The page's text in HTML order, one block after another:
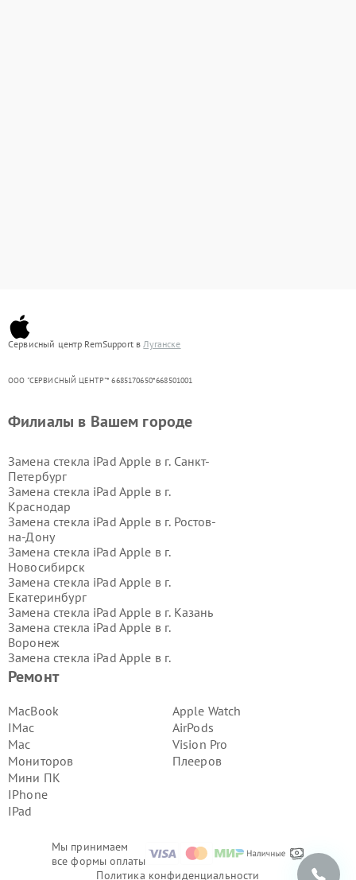
Сервисный центр RemSupport вЛуганске
ООО "СЕРВИСНЫЙ ЦЕНТР"* 6685170650*668501001
Мы принимаем
все формы оплаты
Ремонт
MacBook
IMac
Mac
Мониторов
Мини ПК
IPhone
IPad
Apple Watch
AirPods
Vision Pro
Плееров
Филиалы в Вашем городе
Замена стекла iPad Apple в г. Санкт-
Петербург
Замена стекла iPad Apple в г.
Краснодар
Замена стекла iPad Apple в г. Ростов-
на-Дону
Замена стекла iPad Apple в г.
Новосибирск
Замена стекла iPad Apple в г.
Екатеринбург
Замена стекла iPad Apple в г. Казань
Замена стекла iPad Apple в г.
Воронеж
Замена стекла iPad Apple в г.
Волгоград
Замена стекла iPad Apple в г.
Пермь
Замена стекла iPad Apple в г.
Красноярск
Замена стекла iPad Apple в г.Ижевск
Замена стекла iPad Apple в г.
Челябинск
Замена стекла iPad Apple в г.
Замена стекла iPad Apple в г.
Замена стекла iPad Apple в г.
Замена стекла iPad Apple в г.
Ярославль
Политика конфиденциальности